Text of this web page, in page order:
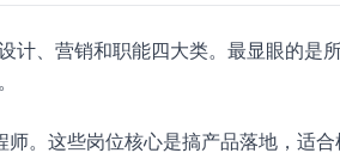
计、营销和职能四大类。最显眼的是
。这些岗位核心是搞产品落地，适